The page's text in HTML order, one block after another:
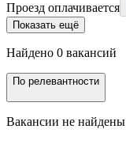
Проезд оплачивается
Показать ещё
Найдено 0 вакансий
По релевантности
Вакансии не найдены